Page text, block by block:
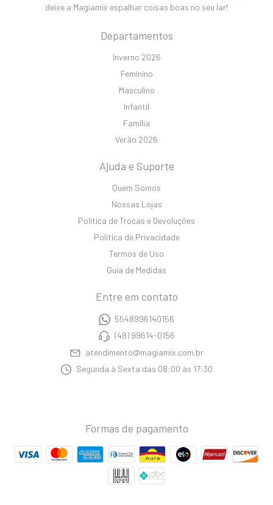
deixe a Magiamix espalhar coisas boas no seu lar!
Departamentos
Inverno 2026
Feminino
Masculino
Infantil
Família
Verão 2026
Ajuda e Suporte
Quem Somos
Nossas Lojas
Política de Trocas e Devoluções
Política de Privacidade
Termos de Uso
Guia de Medidas
Entre em contato
5548996140156
(48) 99614-0156
atendimento@magiamix.com.br
Segunda à Sexta das 08:00 às 17:30
Formas de pagamento